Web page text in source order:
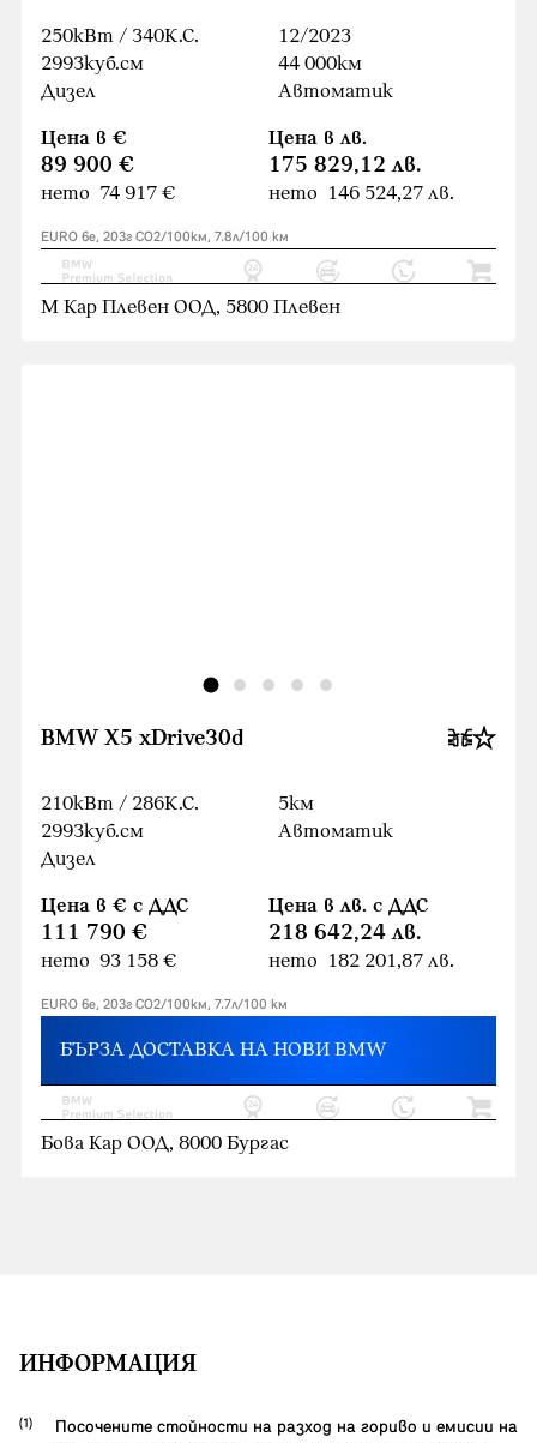
250кВт / 340К.С.
2993куб.cм
Дизел
12/2023
44 000км
Автоматик
Цена в €
89 900 €
нето 74 917 €
Цена в лв.
175 829,12 лв.
нето 146 524,27 лв.
EURO 6e, 203г CO2/100км, 7.8л/100 км
М Кар Плевен ООД, 5800 Плевен
BMW X5 xDrive30d
210кВт / 286К.С.
2993куб.cм
Дизел
5км
Автоматик
Цена в € с ДДС
111 790 €
нето 93 158 €
Цена в лв. с ДДС
218 642,24 лв.
нето 182 201,87 лв.
EURO 6e, 203г CO2/100км, 7.7л/100 км
БЪРЗА ДОСТАВКА НА НОВИ BMW
Бова Кар ООД, 8000 Бургас
ИНФОРМАЦИЯ
Посочените стойности на разход на гориво и емисии на